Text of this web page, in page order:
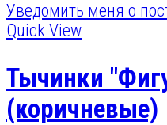
Уведомить меня о
Quick View
Тычинки
(коричневые)